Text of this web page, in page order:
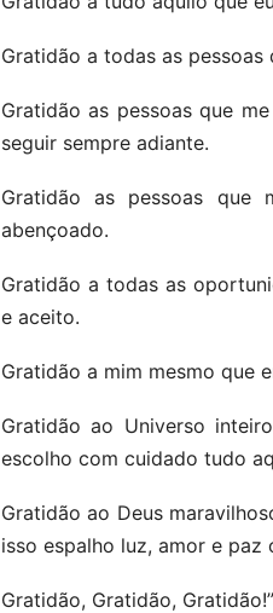
Gratidão a todas as pessoas
Gratidão as pessoas que
seguir sempre adiante.
Gratidão as pessoas que
abençoado.
Gratidão a todas as
e aceito.
Gratidão a mim mesmo que
Gratidão ao Universo
escolho com cuidado tudo
Gratidão ao Deus
isso espalho luz, amor e paz
Gratidão, Gratidão, Gratidão!”